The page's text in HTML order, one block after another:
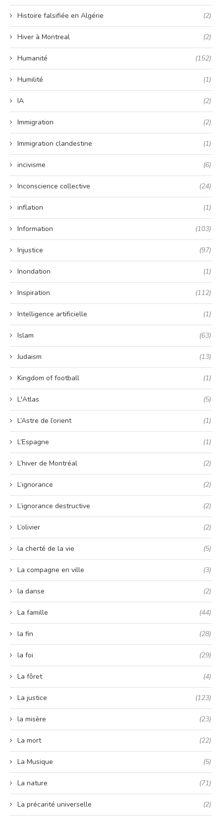
Histoire falsifiée en Algérie (2)
Hiver à Montreal (2)
Humanité (152)
Humilité (1)
IA (2)
Immigration (2)
Immigration clandestine (1)
incivisme (6)
Inconscience collective (24)
inflation (1)
Information (103)
Injustice (97)
Inondation (1)
Inspiration (112)
Intelligence artificielle (1)
Islam (63)
Judaism (13)
Kingdom of football (1)
L'Atlas (5)
L’Astre de l’orient (1)
L’Espagne (1)
L’hiver de Montréal (2)
L’ignorance (2)
L’ignorance destructive (2)
L’olivier (2)
la cherté de la vie (5)
La compagne en ville (3)
la danse (2)
La famille (44)
la fin (28)
la foi (29)
La fôret (4)
La justice (123)
la misère (23)
La mort (22)
La Musique (5)
La nature (71)
La précarité universelle (2)